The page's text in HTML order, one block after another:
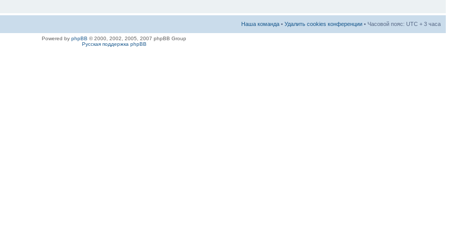
Наша команда • Удалить cookies конференции • Часовой пояс: UTC + 3 часа
Powered by phpBB © 2000, 2002, 2005, 2007 phpBB Group
Русская поддержка phpBB